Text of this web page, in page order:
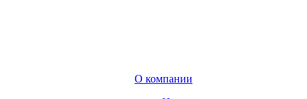
О компании